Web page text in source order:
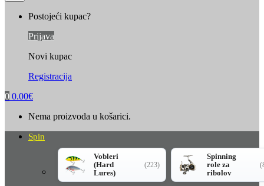
Postojeći kupac?
Prijava
Novi kupac
Registracija
0 0.00€
Nema proizvoda u košarici.
Spin
Vobleri
(Hard
Lures)
(223)
Spinning
role za
ribolov